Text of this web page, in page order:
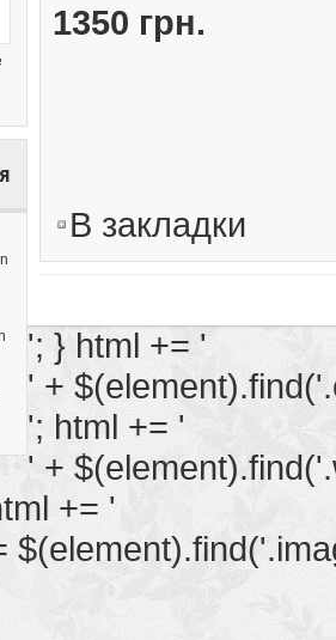
1350 грн.
В закладки
'; } html += '
' +
'; html += '
' +
+= '